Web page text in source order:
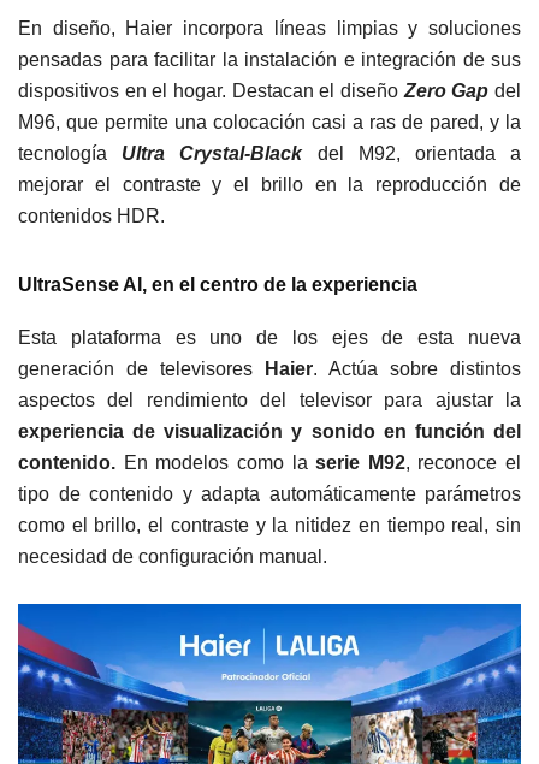
En diseño, Haier incorpora líneas limpias y soluciones
pensadas para facilitar la instalación e integración de sus
dispositivos en el hogar. Destacan el diseño Zero Gap del
M96, que permite una colocación casi a ras de pared, y la
tecnología Ultra Crystal-Blackdel M92, orientada a
mejorar el contraste y el brillo en la reproducción de
contenidos HDR.
UltraSense AI, en el centro de la experiencia
Esta plataforma es uno de los ejes de esta nueva
generación de televisores
Haier. Actúa sobre distintos
aspectos del rendimiento del televisor para ajustar la
experiencia de visualización y sonido en función del
contenido. En modelos como laserie M92, reconoce el
tipo de contenido y adapta automáticamente parámetros
como el brillo, el contraste y la nitidez en tiempo real, sin
necesidad de configuración manual.